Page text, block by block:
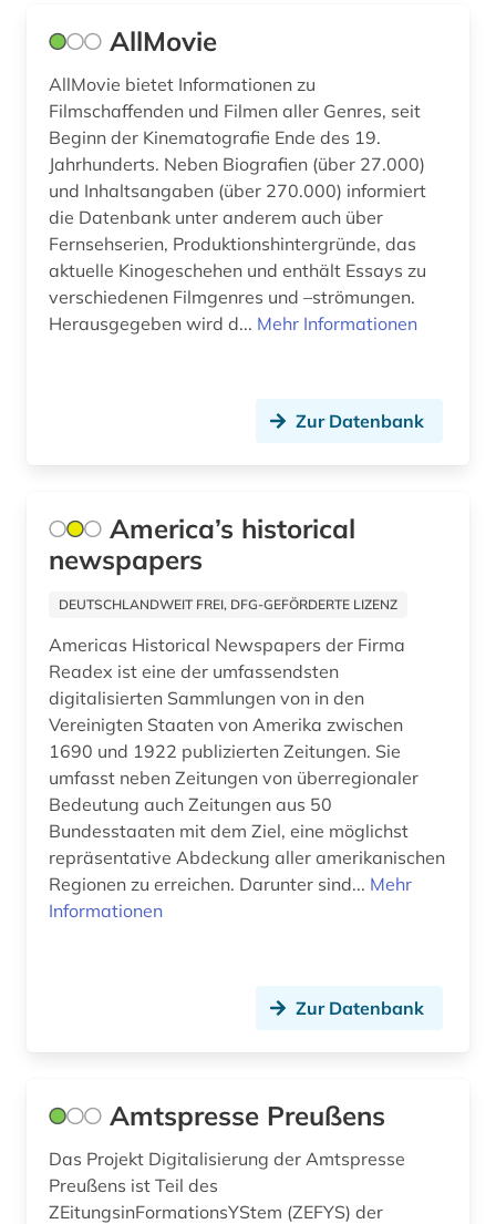
filmtechnik (1)
filmverleih (1)
filmwissenschaft (17)
filmzeitschrift (2)
filmzensur (1)
flucht (1)
flugfoto (1)
forschung (1)
foto (1)
fotoarchiv (1)
fotograf (1)
fotografie (10)
fotografieren (1)
freie plattform (1)
freiwillige selbstkontrolle (1)
führungskraft (1)
AllMovie
AllMovie bietet Informationen zu
Filmschaffenden und Filmen aller Genres, seit
Beginn der Kinematografie Ende des 19.
Jahrhunderts. Neben Biografien (über 27.000)
und Inhaltsangaben (über 270.000) informiert
die Datenbank unter anderem auch über
Fernsehserien, Produktionshintergründe, das
aktuelle Kinogeschehen und enthält Essays zu
verschiedenen Filmgenres und –strömungen.
Herausgegeben wird d... Mehr Informationen
Zur Datenbank
America’s historical
newspapers
DEUTSCHLANDWEIT FREI, DFG-GEFÖRDERTE LIZENZ
Americas Historical Newspapers der Firma
Readex ist eine der umfassendsten
digitalisierten Sammlungen von in den
Vereinigten Staaten von Amerika zwischen
1690 und 1922 publizierten Zeitungen. Sie
umfasst neben Zeitungen von überregionaler
Bedeutung auch Zeitungen aus 50
Bundesstaaten mit dem Ziel, eine möglichst
repräsentative Abdeckung aller amerikanischen
Regionen zu erreichen. Darunter sind... Mehr
Informationen
Zur Datenbank
Amtspresse Preußens
Das Projekt Digitalisierung der Amtspresse
Preußens ist Teil des
ZEitungsinFormationsYStem (ZEFYS) der